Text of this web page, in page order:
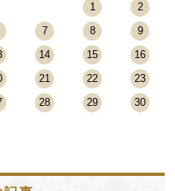
1
2
7 8
9
14 15
16
21 22
23
28 29
30